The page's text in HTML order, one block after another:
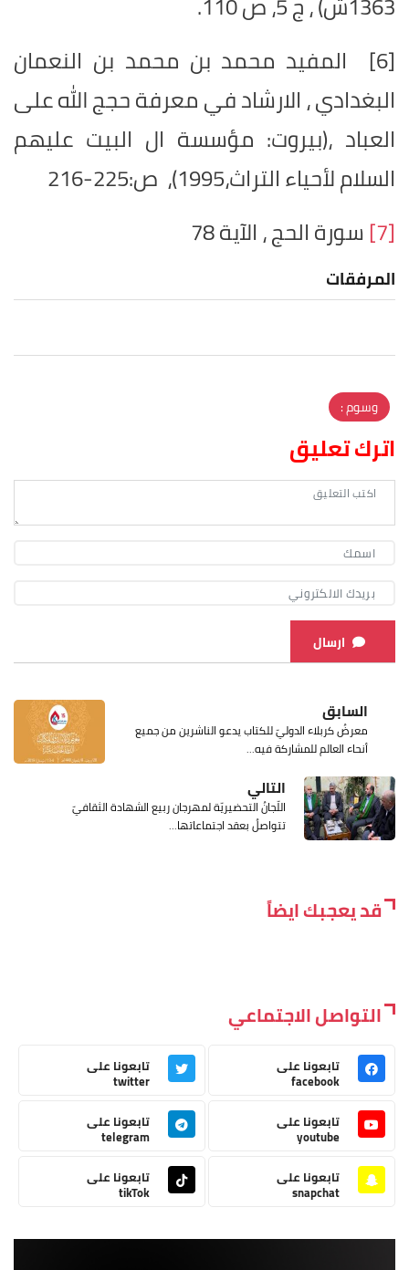
[6]
المفيد محمد بن محمد بن النعمان
البغدادي ، الارشاد في معرفة حجج الله على
العباد ،(بيروت: مؤسسة ال البيت عليهم
السلام لأحياء التراث،1995)، ص:225-216
[7] سورة الحج ، الآية 78
المرفقات
وسوم :
اترك تعليق
ارسال
السابق
معرضُ كربلاء الدوليّ للكتاب يدعو الناشرين من جميع
أنحاء العالم للمشاركة فيه...
التالي
اللّجانُ التحضيريّة لمهرجان ربيع الشهادة الثقافيّ
تتواصلُ بعقد اجتماعاتها...
قد يعجبك ايضاً
التواصل الاجتماعي
تابعونا على
facebook
تابعونا على
twitter
تابعونا على
youtube
تابعونا على
telegram
تابعونا على
snapchat
تابعونا على
tikTok